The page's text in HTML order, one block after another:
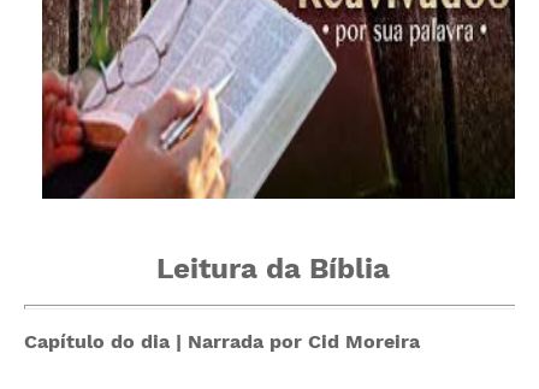
Leitura da Bíblia
Capítulo do dia | Narrada por Cid Moreira